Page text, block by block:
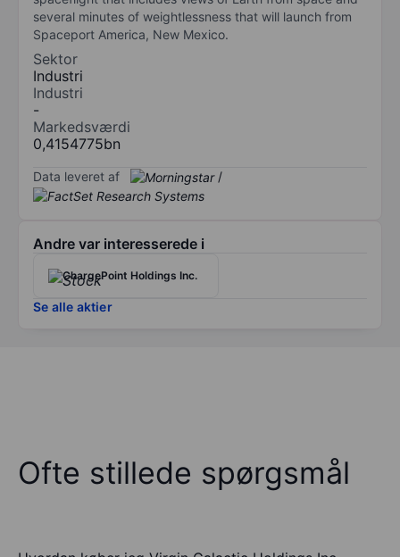
several minutes of weightlessness that will launch from
Spaceport America, New Mexico.
Sektor
Industri
Industri
-
Markedsværdi
0,4154775bn
Data leveret af /
Andre var interesserede i
ChargePoint Holdings Inc.
Se alle aktier
Ofte stillede spørgsmål